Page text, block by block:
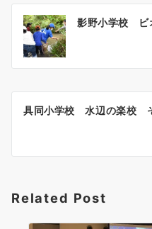
投
稿
ナ
ビ
シ
ン
影野小学校 ビ
具同小学校 水辺の楽校
Related Post